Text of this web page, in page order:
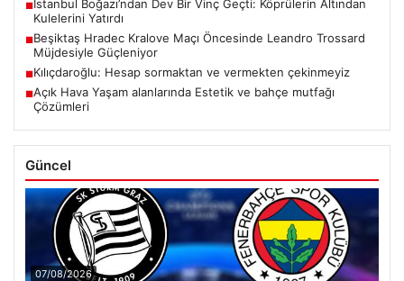
■İstanbul Boğazı’ndan Dev Bir Vinç Geçti: Köprülerin Altından
Kulelerini Yatırdı
■Beşiktaş Hradec Kralove Maçı Öncesinde Leandro Trossard
Müjdesiyle Güçleniyor
■Kılıçdaroğlu: Hesap sormaktan ve vermekten çekinmeyiz
■Açık Hava Yaşam alanlarında Estetik ve bahçe mutfağı
Çözümleri
Güncel
07/08/2026